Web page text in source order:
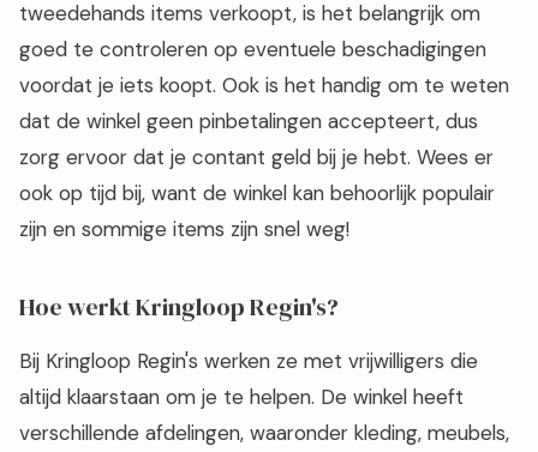
tweedehands items verkoopt, is het belangrijk om
goed te controleren op eventuele beschadigingen
voordat je iets koopt. Ook is het handig om te weten
dat de winkel geen pinbetalingen accepteert, dus
zorg ervoor dat je contant geld bij je hebt. Wees er
ook op tijd bij, want de winkel kan behoorlijk populair
zijn en sommige items zijn snel weg!
Hoe werkt Kringloop Regin's?
Bij Kringloop Regin's werken ze met vrijwilligers die
altijd klaarstaan om je te helpen. De winkel heeft
verschillende afdelingen, waaronder kleding, meubels,